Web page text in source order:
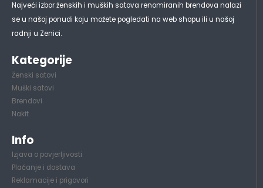
Najveći izbor ženskih i muških satova renomiranih brendova nalazi
se u našoj ponudi koju možete pogledati na web shopu ili u našoj
radnji u Zenici.
Kategorije
Ženski satovi
Muški satovi
Brendovi
Nakit
Info
Izjava o povjerljivosti
Plaćanje i dostava
Reklamacije i prigovori